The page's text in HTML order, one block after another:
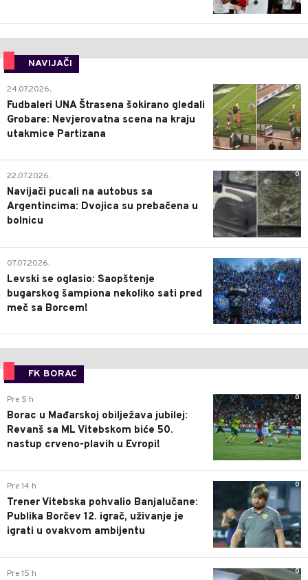
NAVIJAČI
0
24.07.2026.
Fudbaleri UNA Štrasena šokirano gledali
Grobare: Nevjerovatna scena na kraju
utakmice Partizana
0
22.07.2026.
Navijači pucali na autobus sa
Argentincima: Dvojica su prebačena u
bolnicu
1
07.07.2026.
Levski se oglasio: Saopštenje
bugarskog šampiona nekoliko sati pred
meč sa Borcem!
FK BORAC
0
Pre 5 h
Borac u Mađarskoj obilježava jubilej:
Revanš sa ML Vitebskom biće 50.
nastup crveno-plavih u Evropi!
0
Pre 14 h
Trener Vitebska pohvalio Banjalučane:
Publika Borčev 12. igrač, uživanje je
igrati u ovakvom ambijentu
0
Pre 15 h